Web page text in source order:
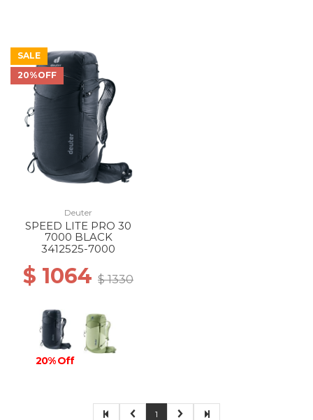
SALE
20%OFF
Deuter
SPEED LITE PRO 30
7000 BLACK
3412525-7000
$ 1064 $ 1330
20% Off
1